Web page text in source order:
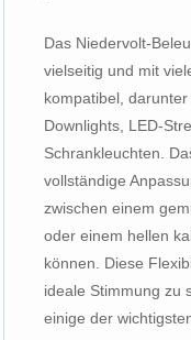
Das Niedervolt-
vielseitig und mit
kompatibel,
Downlights, LED-
Schrankleuchten.
vollständige
zwischen einem
oder einem hellen
können. Diese
ideale Stimmung zu
einige der